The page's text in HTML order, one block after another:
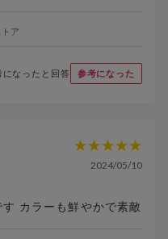
ア
になったと回答 参考になった
2024/05/10
カラーも鮮やかで素敵